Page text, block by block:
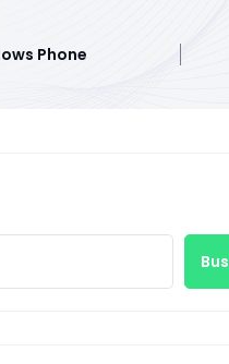
Phone